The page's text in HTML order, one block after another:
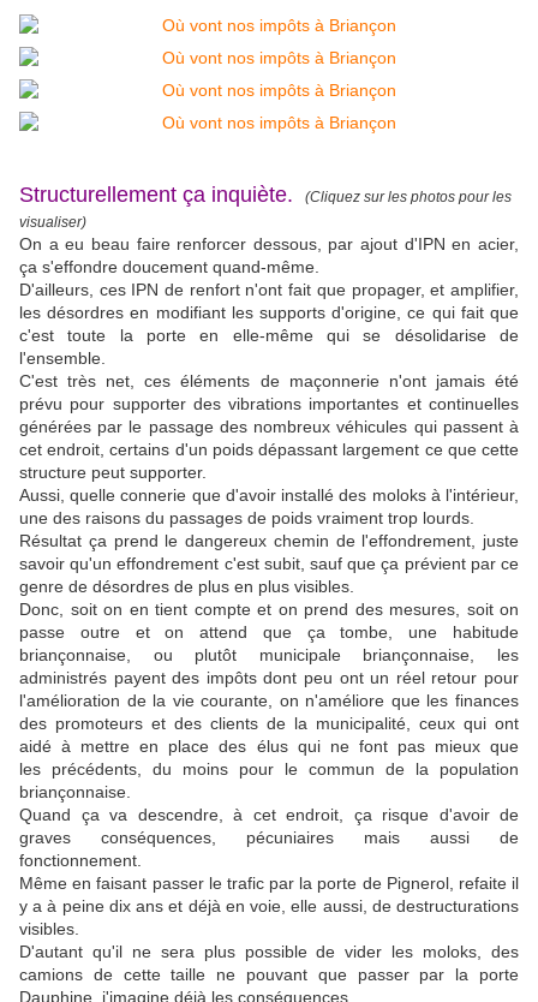
Structurellement ça inquiète.
(Cliquez sur les photos pour les
visualiser)
On a eu beau faire renforcer dessous, par ajout d'IPN en acier,
ça s'effondre doucement quand-même.
D'ailleurs, ces IPN de renfort n'ont fait que propager, et amplifier,
les désordres en modifiant les supports d'origine, ce qui fait que
c'est toute la porte en elle-même qui se désolidarise de
l'ensemble.
C'est très net, ces éléments de maçonnerie n'ont jamais été
prévu pour supporter des vibrations importantes et continuelles
générées par le passage des nombreux véhicules qui passent à
cet endroit, certains d'un poids dépassant largement ce que cette
structure peut supporter.
Aussi, quelle connerie que d'avoir installé des moloks à l'intérieur,
une des raisons du passages de poids vraiment trop lourds.
Résultat ça prend le dangereux chemin de l'effondrement, juste
savoir qu'un effondrement c'est subit, sauf que ça prévient par ce
genre de désordres de plus en plus visibles.
Donc, soit on en tient compte et on prend des mesures, soit on
passe outre et on attend que ça tombe, une habitude
briançonnaise, ou plutôt municipale briançonnaise, les
administrés payent des impôts dont peu ont un réel retour pour
l'amélioration de la vie courante, on n'améliore que les finances
des promoteurs et des clients de la municipalité, ceux qui ont
aidé à mettre en place des élus qui ne font pas mieux que
les précédents, du moins pour le commun de la population
briançonnaise.
Quand ça va descendre, à cet endroit, ça risque d'avoir de
graves conséquences, pécuniaires mais aussi de
fonctionnement.
Même en faisant passer le trafic par la porte de Pignerol, refaite il
y a à peine dix ans et déjà en voie, elle aussi, de destructurations
visibles.
D'autant qu'il ne sera plus possible de vider les moloks, des
camions de cette taille ne pouvant que passer par la porte
Dauphine, j'imagine déjà les conséquences.